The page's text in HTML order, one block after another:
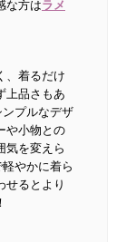
な方はラメ
、着るだけ
上品さもあ
プルなデザ
や小物との
気を変えら
やかに着ら
せるとより